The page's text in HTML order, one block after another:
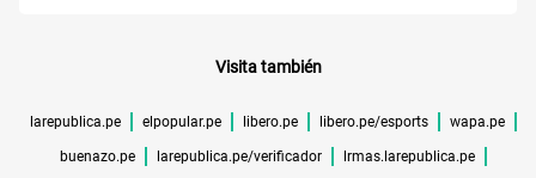
Visita también
larepublica.pe elpopular.pe libero.pe libero.pe/esports wapa.pe
buenazo.pe larepublica.pe/verificador lrmas.larepublica.pe